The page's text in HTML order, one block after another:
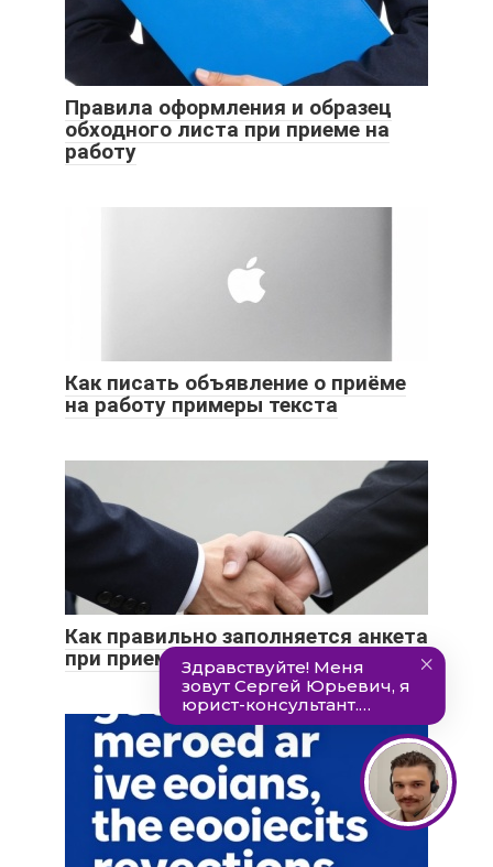
Правила оформления и образец
обходного листа при приеме на
работу
Как писать объявление о приёме
на работу примеры текста
Как правильно заполняется анкета
при приеме на работу соискателем